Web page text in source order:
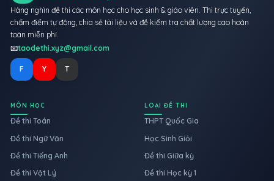
Hàng nghìn đề thi các môn học cho học sinh & giáo viên. Thi trực tuyến,
chấm điểm tự động, chia sẻ tài liệu và đề kiểm tra chất lượng cao hoàn
toàn miễn phí.
📧taodethi.xyz@gmail.com
F Y T
MÔN HỌC
Đề thi Toán
Đề thi Ngữ Văn
Đề thi Tiếng Anh
Đề thi Vật Lý
LOẠI ĐỀ THI
THPT Quốc Gia
Học Sinh Giỏi
Đề thi Giữa kỳ
Đề thi Học kỳ 1